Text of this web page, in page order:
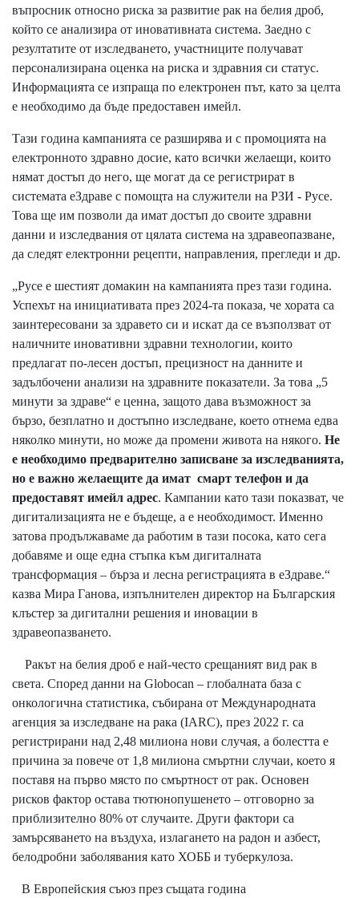
въпросник относно риска за развитие рак на белия дроб,
който се анализира от иновативната система. Заедно с
резултатите от изследването, участниците получават
персонализирана оценка на риска и здравния си статус.
Информацията се изпраща по електронен път, като за целта
е необходимо да бъде предоставен имейл.
Тази година кампанията се разширява и с промоцията на
електронното здравно досие, като всички желаещи, които
нямат достъп до него, ще могат да се регистрират в
системата еЗдраве с помощта на служители на РЗИ - Русе.
Това ще им позволи да имат достъп до своите здравни
данни и изследвания от цялата система на здравеопазване,
да следят електронни рецепти, направления, прегледи и др.
„Русе е шестият домакин на кампанията през тази година.
Успехът на инициативата през 2024-та показа, че хората са
заинтересовани за здравето си и искат да се възползват от
наличните иновативни здравни технологии, които
предлагат по-лесен достъп, прецизност на данните и
задълбочени анализи на здравните показатели. За това „5
минути за здраве“ е ценна, защото дава възможност за
бързо, безплатно и достъпно изследване, което отнема едва
няколко минути, но може да промени живота на някого. Не
е необходимо предварително записване за изследванията,
но е важно желаещите да имат смарт телефон и да
предоставят имейл адрес. Кампании като тази показват, че
дигитализацията не е бъдеще, а е необходимост. Именно
затова продължаваме да работим в тази посока, като сега
добавяме и още една стъпка към дигиталната
трансформация – бърза и лесна регистрацията в еЗдраве.“
казва Мира Ганова, изпълнителен директор на Българския
клъстер за дигитални решения и иновации в
здравеопазването.
Ракът на белия дроб е най-често срещаният вид рак в
света. Според данни на Globocan – глобалната база с
онкологична статистика, събирана от Международната
агенция за изследване на рака (IARC), през 2022 г. са
регистрирани над 2,48 милиона нови случая, а болестта е
причина за повече от 1,8 милиона смъртни случаи, което я
поставя на първо място по смъртност от рак. Основен
рисков фактор остава тютюнопушенето – отговорно за
приблизително 80% от случаите. Други фактори са
замърсяването на въздуха, излагането на радон и азбест,
белодробни заболявания като ХОББ и туберкулоза.
В Европейския съюз през същата година